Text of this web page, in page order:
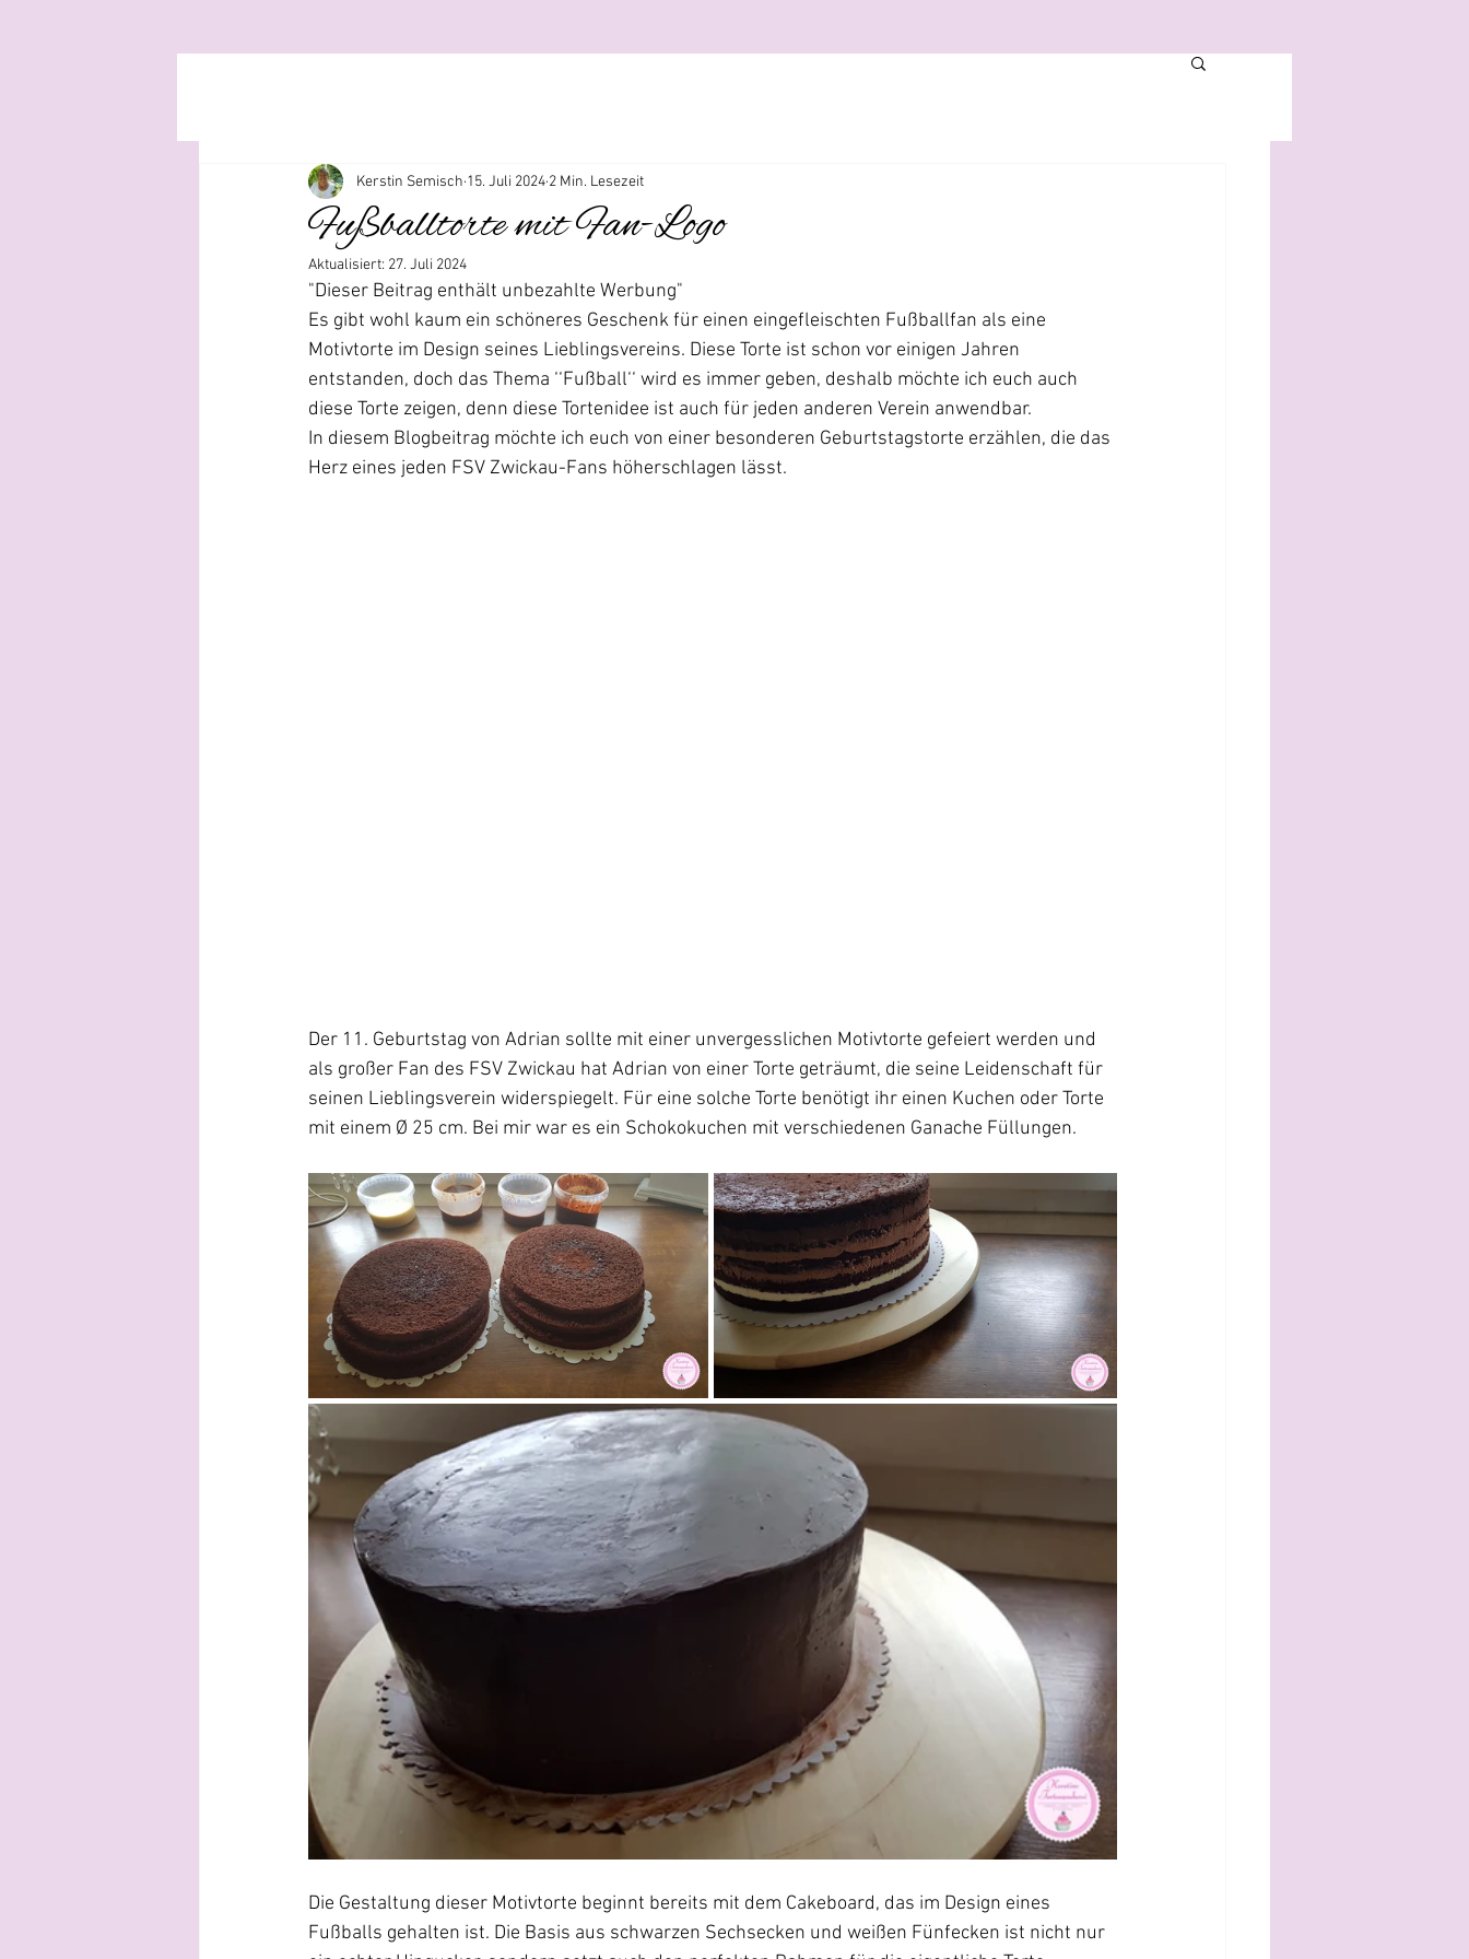
Fußballtorte mit Fan-Logo
Kerstin Semisch 15. Juli 2024 2 Min. Lesezeit
Aktualisiert: 27. Juli 2024
"Dieser Beitrag enthält unbezahlte Werbung"
Es gibt wohl kaum ein schöneres Geschenk für einen eingefleischten Fußballfan als eine
Motivtorte im Design seines Lieblingsvereins. Diese Torte ist schon vor einigen Jahren
entstanden, doch das Thema ‘‘Fußball‘‘ wird es immer geben, deshalb möchte ich euch auch
diese Torte zeigen, denn diese Tortenidee ist auch für jeden anderen Verein anwendbar.
In diesem Blogbeitrag möchte ich euch von einer besonderen Geburtstagstorte erzählen, die das
Herz eines jeden FSV Zwickau-Fans höherschlagen lässt.
Der 11. Geburtstag von Adrian sollte mit einer unvergesslichen Motivtorte gefeiert werden und
als großer Fan des FSV Zwickau hat Adrian von einer Torte geträumt, die seine Leidenschaft für
seinen Lieblingsverein widerspiegelt. Für eine solche Torte benötigt ihr einen Kuchen oder Torte
mit einem Ø 25 cm. Bei mir war es ein Schokokuchen mit verschiedenen Ganache Füllungen.
Die Gestaltung dieser Motivtorte beginnt bereits mit dem Cakeboard, das im Design eines
Fußballs gehalten ist. Die Basis aus schwarzen Sechsecken und weißen Fünfecken ist nicht nur